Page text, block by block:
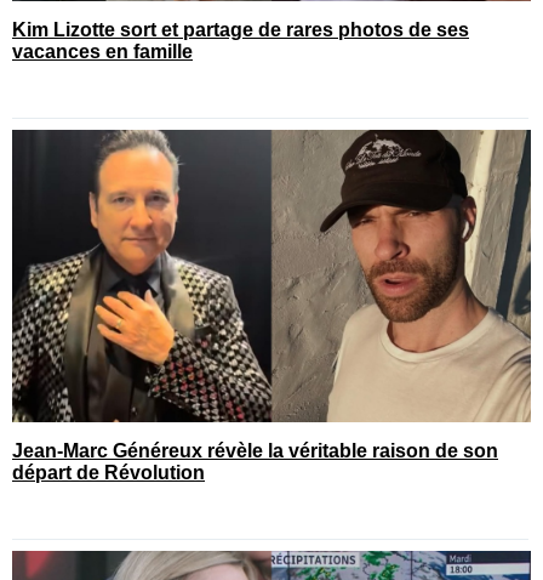
Kim Lizotte sort et partage de rares photos de ses
vacances en famille
Jean-Marc Généreux révèle la véritable raison de son
départ de Révolution